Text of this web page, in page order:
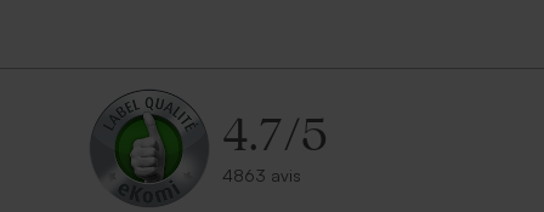
4.7/5
4863 avis